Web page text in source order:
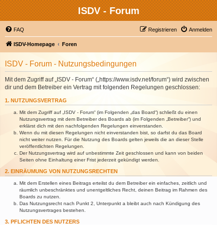
ISDV - Forum
FAQ Anmelden
Registrieren
ISDV-Homepage Foren
ISDV - Forum - Nutzungsbedingungen
Mit dem Zugriff auf „ISDV - Forum“ („https://www.isdv.net/forum“) wird zwischen
dir und dem Betreiber ein Vertrag mit folgenden Regelungen geschlossen:
1. NUTZUNGSVERTRAG
Mit dem Zugriff auf „ISDV - Forum“ (im Folgenden „das Board“) schließt du einen
Nutzungsvertrag mit dem Betreiber des Boards ab (im Folgenden „Betreiber“) und
erklärst dich mit den nachfolgenden Regelungen einverstanden.
Wenn du mit diesen Regelungen nicht einverstanden bist, so darfst du das Board
nicht weiter nutzen. Für die Nutzung des Boards gelten jeweils die an dieser Stelle
veröffentlichten Regelungen.
Der Nutzungsvertrag wird auf unbestimmte Zeit geschlossen und kann von beiden
Seiten ohne Einhaltung einer Frist jederzeit gekündigt werden.
2. EINRÄUMUNG VON NUTZUNGSRECHTEN
Mit dem Erstellen eines Beitrags erteilst du dem Betreiber ein einfaches, zeitlich und
räumlich unbeschränktes und unentgeltliches Recht, deinen Beitrag im Rahmen des
Boards zu nutzen.
Das Nutzungsrecht nach Punkt 2, Unterpunkt a bleibt auch nach Kündigung des
Nutzungsvertrages bestehen.
3. PFLICHTEN DES NUTZERS